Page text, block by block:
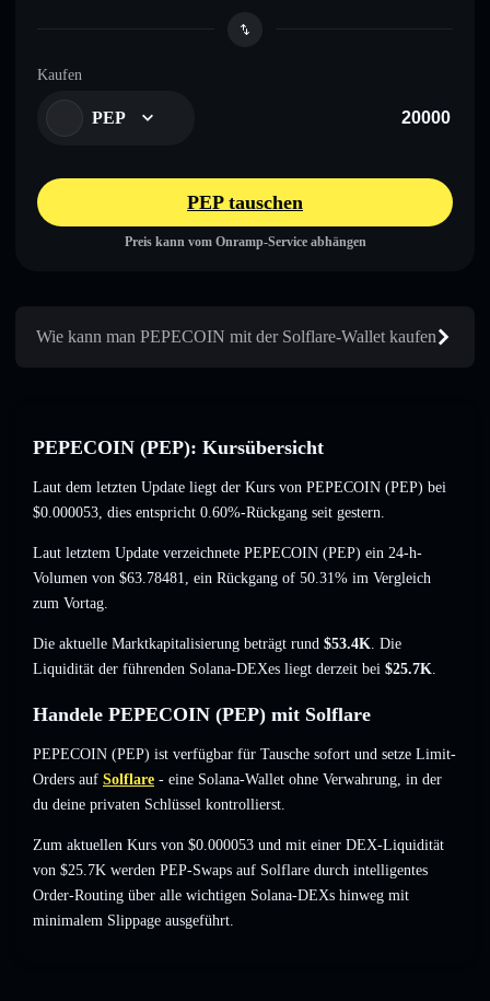
Kaufen
PEP
PEP tauschen
Preis kann vom Onramp-Service abhängen
Wie kann man PEPECOIN mit der Solflare-Wallet kaufen
PEPECOIN (PEP): Kursübersicht
Laut dem letzten Update liegt der Kurs von PEPECOIN (PEP) bei
$0.000053, dies entspricht 0.60%-Rückgang seit gestern.
Laut letztem Update verzeichnete PEPECOIN (PEP) ein 24-h-
Volumen von $63.78481, ein Rückgang of 50.31% im Vergleich
zum Vortag.
Die aktuelle Marktkapitalisierung beträgt rund $53.4K. Die
Liquidität der führenden Solana-DEXes liegt derzeit bei $25.7K.
Handele PEPECOIN (PEP) mit Solflare
PEPECOIN (PEP) ist verfügbar für Tausche sofort und setze Limit-
Orders auf Solflare - eine Solana-Wallet ohne Verwahrung, in der
du deine privaten Schlüssel kontrollierst.
Zum aktuellen Kurs von $0.000053 und mit einer DEX-Liquidität
von $25.7K werden PEP-Swaps auf Solflare durch intelligentes
Order-Routing über alle wichtigen Solana-DEXs hinweg mit
minimalem Slippage ausgeführt.